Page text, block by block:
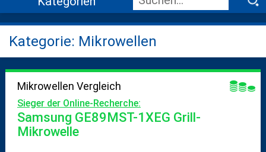
Kategorie: Mikrowellen
Mikrowellen Vergleich
Sieger der Online-Recherche:
Samsung GE89MST-1XEG Grill-
Mikrowelle